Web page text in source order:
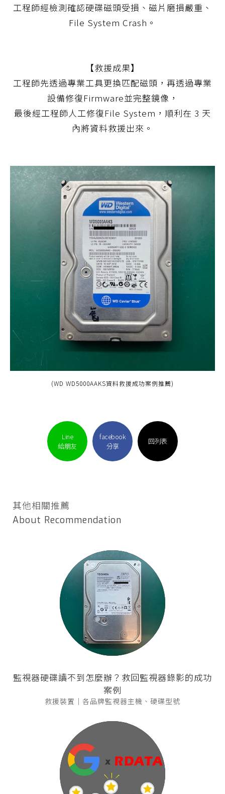
工程師經檢測確認硬碟磁頭受損、磁片磨損嚴重、
File System Crash。
【救援成果】
工程師先透過專業工具更換匹配磁頭，再透過專業
設備修復Firmware並完整鏡像，
最後經工程師人工修復File System，順利在 3 天
內將資料救援出來。
(WD WD5000AAKS資料救援成功案例推薦)
Line
給朋友
facebook
分享
回列表
其他相關推薦
About Recommendation
監視器硬碟讀不到怎麼辦？救回監視器錄影的成功
案例
救援裝置｜各品牌監視器主機、硬碟型號